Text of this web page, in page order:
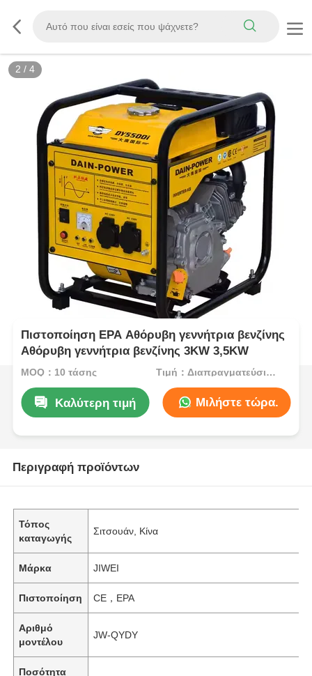
3 / 4
Πιστοποίηση EPA Αθόρυβη γεννήτρια βενζίνης
Αθόρυβη γεννήτρια βενζίνης 3KW 3,5KW
MOQ：10 τάσης Τιμή：Διαπραγματεύσιμος
Καλύτερη τιμή Μιλήστε τώρα.
Περιγραφή προϊόντων
Τόπος
καταγωγής
Σιτσουάν, Κίνα
Μάρκα JIWEI
Πιστοποίηση CE，EPA
Αριθμό
μοντέλου
JW-QYDY
Ποσότητα